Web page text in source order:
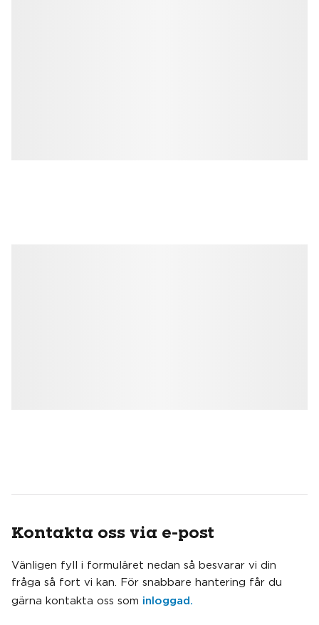
Kontakta oss via e-post
Vänligen fyll i formuläret nedan så besvarar vi din
fråga så fort vi kan. För snabbare hantering får du
gärna kontakta oss som inloggad.